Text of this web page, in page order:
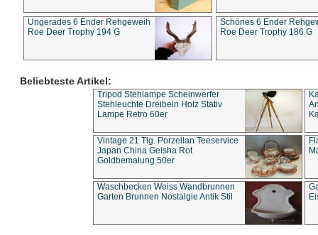
Ungerades 6 Ender Rehgeweih
Roe Deer Trophy 194 G
Schönes 6 Ender
Roe Deer Trophy 186 G
Beliebteste Artikel:
Tripod Stehlampe Scheinwerfer
Stehleuchte Dreibein Holz Stativ
Lampe Retro 60er
Vintage 21 Tlg. Porzellan Teeservice
Japan China Geisha Rot
Goldbemalung 50er
Waschbecken Weiss Wandbrunnen
Garten Brunnen Nostalgie Antik Stil